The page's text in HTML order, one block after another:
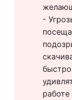
-
быстро